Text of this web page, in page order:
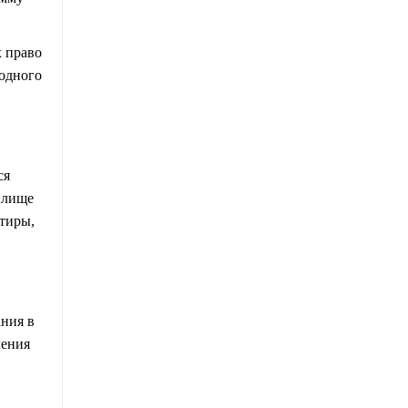
право
в